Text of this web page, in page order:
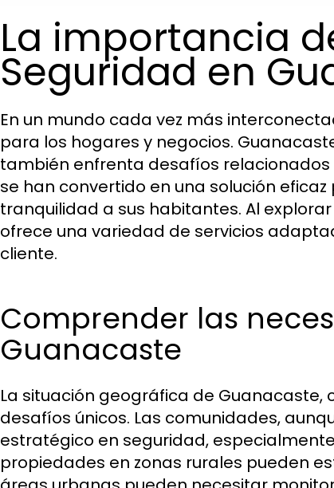
La importancia
Seguridad en
En un mundo cada vez más
para los hogares y negocios.
también enfrenta desafíos
se han convertido en una solución
tranquilidad a sus habitantes. Al
ofrece una variedad de servicios
cliente.
Comprender las
Guanacaste
La situación geográfica de Guanacaste,
desafíos únicos. Las comunidades,
estratégico en seguridad,
propiedades en zonas rurales pueden